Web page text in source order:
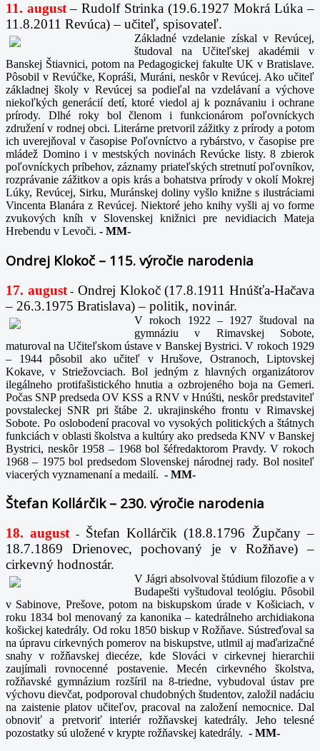
11. august – Rudolf Strinka (19.6.1927 Mokrá Lúka –
11.8.2011 Revúca) – učiteľ, spisovateľ.
Základné vzdelanie získal v Revúcej,
študoval na Učiteľskej akadémii v
Banskej Štiavnici, potom na Pedagogickej fakulte UK v Bratislave.
Pôsobil v Revúčke, Kopráši, Muráni, neskôr v Revúcej. Ako učiteľ
základnej školy v Revúcej sa podieľal na vzdelávaní a výchove
niekoľkých generácií detí, ktoré viedol aj k poznávaniu i ochrane
prírody. Dlhé roky bol členom i funkcionárom poľovníckych
združení v rodnej obci. Literárne pretvoril zážitky z prírody a potom
ich uverejňoval v časopise Poľovníctvo a rybárstvo, v časopise pre
mládež Domino i v mestských novinách Revúcke listy. 8 zbierok
poľovníckych príbehov, záznamy priateľských stretnutí poľovníkov,
rozprávanie zážitkov a opis krás a bohatstva prírody v okolí Mokrej
Lúky, Revúcej, Sirku, Muránskej doliny vyšlo knižne s ilustráciami
Vincenta Blanára z Revúcej. Niektoré jeho knihy vyšli aj vo forme
zvukových kníh v Slovenskej knižnici pre nevidiacich Mateja
Hrebendu v Levoči. - MM-
Ondrej Klokoč – 115. výročie narodenia
17. august- Ondrej Klokoč (17.8.1911 Hnúšťa-Hačava
– 26.3.1975 Bratislava) – politik, novinár.
V rokoch 1922 – 1927 študoval na
gymnáziu v Rimavskej Sobote,
maturoval na Učiteľskom ústave v Banskej Bystrici. V rokoch 1929
– 1944 pôsobil ako učiteľ v Hrušove, Ostranoch, Liptovskej
Kokave, v Striežovciach. Bol jedným z hlavných organizátorov
ilegálneho protifašistického hnutia a ozbrojeného boja na Gemeri.
Počas SNP predseda OV KSS a RNV v Hnúšti, neskôr predstaviteľ
povstaleckej SNR pri štábe 2. ukrajinského frontu v Rimavskej
Sobote. Po oslobodení pracoval vo vysokých politických a štátnych
funkciách v oblasti školstva a kultúry ako predseda KNV v Banskej
Bystrici, neskôr 1958 – 1968 bol šéfredaktorom Pravdy. V rokoch
1968 – 1975 bol predsedom Slovenskej národnej rady. Bol nositeľ
viacerých vyznamenaní a medailí. - MM-
Štefan Kollárčik – 230. výročie narodenia
18. august -
Štefan Kollárčik (18.8.1796 Župčany –
18.7.1869 Drienovec, pochovaný je v Rožňave) –
cirkevný hodnostár.
V Jágri absolvoval štúdium filozofie a v
Budapešti vyštudoval teológiu. Pôsobil
v Sabinove, Prešove, potom na biskupskom úrade v Košiciach, v
roku 1834 bol menovaný za kanonika – katedrálneho archidiakona
košickej katedrály. Od roku 1850 biskup v Rožňave. Sústreďoval sa
na úpravu cirkevných pomerov na biskupstve, utlmil aj maďarizačné
snahy v rožňavskej diecéze, kde Slováci v cirkevnej hierarchii
zaujímali rovnocenné postavenie. Mecén cirkevného školstva,
rožňavské gymnázium rozšíril na 8-triedne, vybudoval ústav pre
výchovu dievčat, podporoval chudobných študentov, založil nadáciu
na zaistenie platov učiteľov, pracoval na založení nemocnice. Dal
obnoviť a pretvoriť interiér rožňavskej katedrály. Jeho telesné
pozostatky sú uložené v krypte rožňavskej katedrály. - MM-